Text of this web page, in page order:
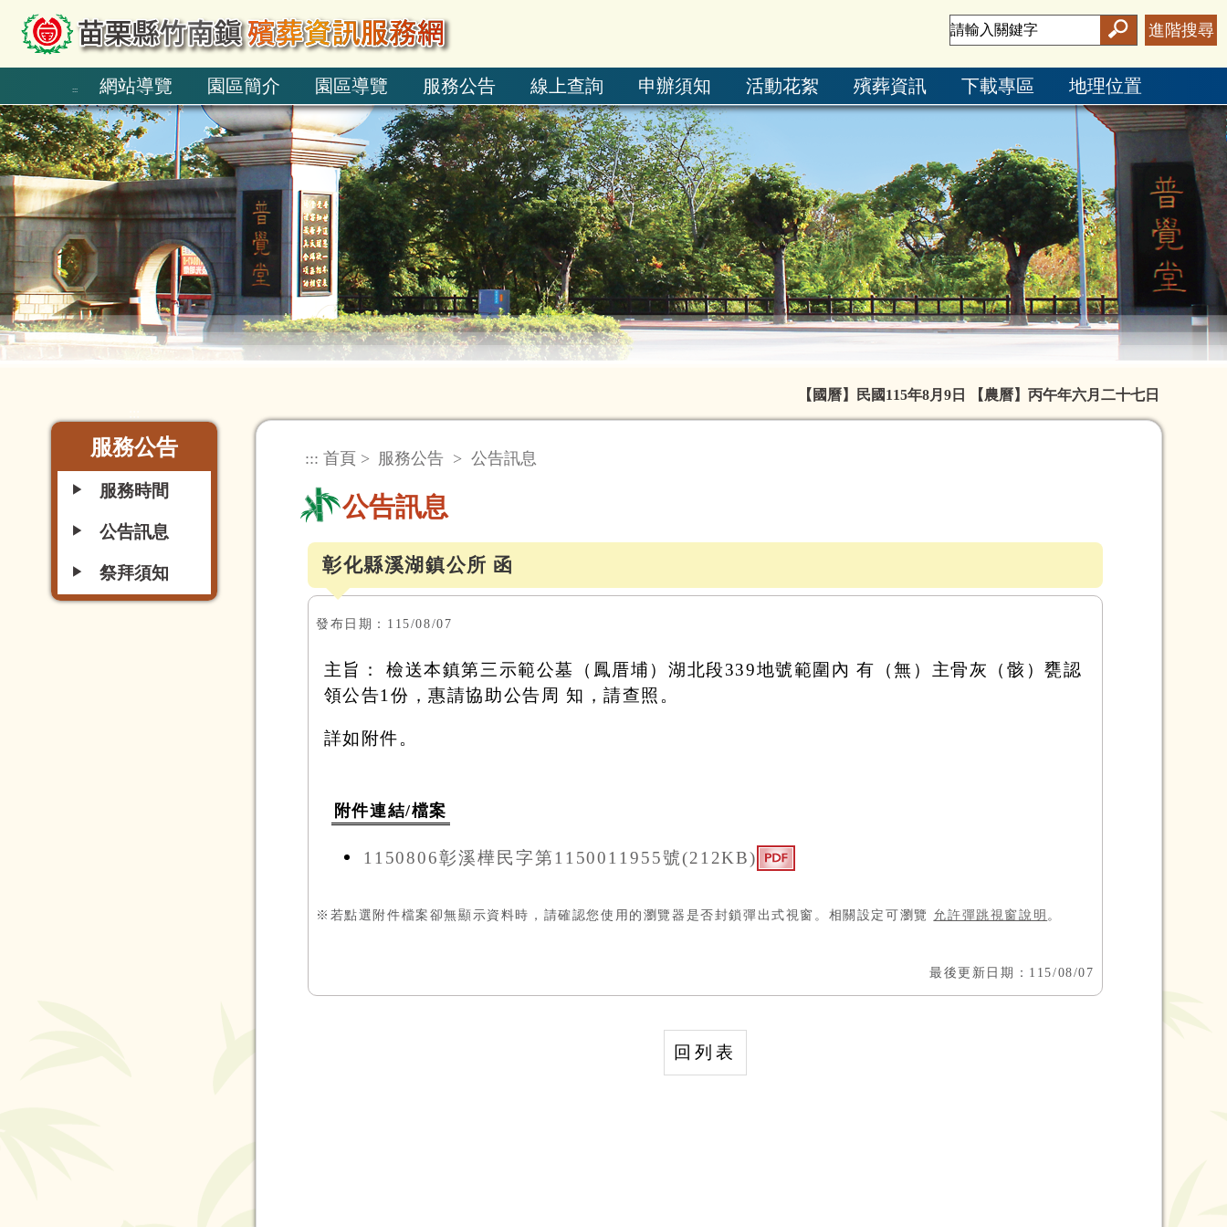
跳到主要內容區塊
進階搜尋
::: 網站導覽 園區簡介 園區導覽 服務公告 線上查詢 申辦須知 活動花絮 殯葬資訊 下載專區 地理位置
【國曆】民國115年8月9日
【農曆】丙午年六月二十七日
服務公告
▶ 服務時間
▶ 公告訊息
▶ 祭拜須知
::: 首頁 > 服務公告 > 公告訊息
公告訊息
彰化縣溪湖鎮公所 函
發布日期：115/08/07
主旨： 檢送本鎮第三示範公墓（鳳厝埔）湖北段339地號範圍內 有（無）主骨灰（骸）甕認
領公告1份，惠請協助公告周 知，請查照。
詳如附件。
附件連結/檔案
1150806彰溪樺民字第1150011955號(212KB)
※若點選附件檔案卻無顯示資料時，請確認您使用的瀏覽器是否封鎖彈出式視窗。相關設定可瀏覽 允許彈跳視窗說明 。
最後更新日期：115/08/07
回列表